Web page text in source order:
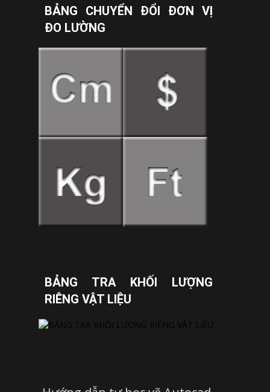
BẢNG CHUYỂN ĐỔI ĐƠN VỊ
ĐO LƯỜNG
BẢNG TRA KHỐI LƯỢNG
RIÊNG VẬT LIỆU